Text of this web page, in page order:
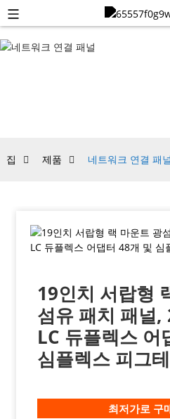
집 제품 네트워크 연결 패널
19인치 서랍형
섬유 패치 패널
LC 듀플렉스 어
심플렉스 피그
최저가로 구